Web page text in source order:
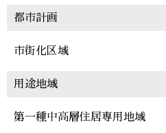
都市計画
市街化区域
用途地域
第一種中高層住居専用地域